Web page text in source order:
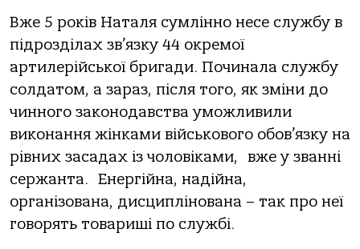
Вже 5 років Наталя сумлінно несе службу в
підрозділах зв’язку 44 окремої
артилерійської бригади. Починала службу
солдатом, а зараз, після того, як зміни до
чинного законодавства уможливили
виконання жінками військового обов’язку на
рівних засадах із чоловіками, вже у званні
сержанта. Енергійна, надійна,
організована, дисциплінована – так про неї
говорять товариші по службі.